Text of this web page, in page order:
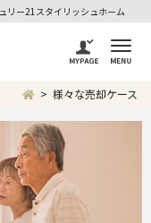
リー21スタイリッシュホーム
様々な売却ケース